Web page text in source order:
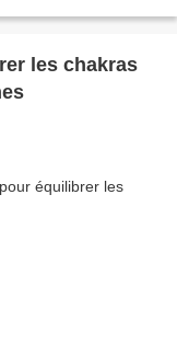
les chakras